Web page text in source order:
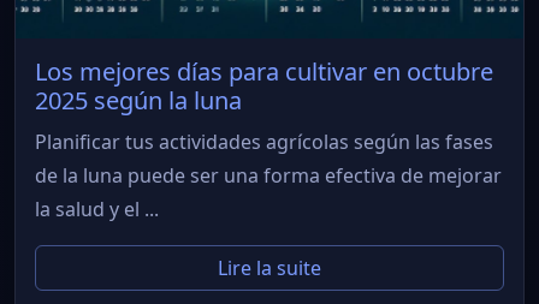
Los mejores días para cultivar en octubre
2025 según la luna
Planificar tus actividades agrícolas según las fases
de la luna puede ser una forma efectiva de mejorar
la salud y el ...
Lire la suite